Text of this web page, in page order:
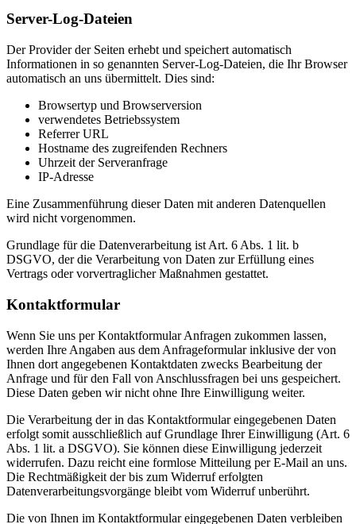
Server-Log-Dateien
Der Provider der Seiten erhebt und speichert automatisch
Informationen in so genannten Server-Log-Dateien, die Ihr Browser
automatisch an uns übermittelt. Dies sind:
Browsertyp und Browserversion
verwendetes Betriebssystem
Referrer URL
Hostname des zugreifenden Rechners
Uhrzeit der Serveranfrage
IP-Adresse
Eine Zusammenführung dieser Daten mit anderen Datenquellen
wird nicht vorgenommen.
Grundlage für die Datenverarbeitung ist Art. 6 Abs. 1 lit. b
DSGVO, der die Verarbeitung von Daten zur Erfüllung eines
Vertrags oder vorvertraglicher Maßnahmen gestattet.
Kontaktformular
Wenn Sie uns per Kontaktformular Anfragen zukommen lassen,
werden Ihre Angaben aus dem Anfrageformular inklusive der von
Ihnen dort angegebenen Kontaktdaten zwecks Bearbeitung der
Anfrage und für den Fall von Anschlussfragen bei uns gespeichert.
Diese Daten geben wir nicht ohne Ihre Einwilligung weiter.
Die Verarbeitung der in das Kontaktformular eingegebenen Daten
erfolgt somit ausschließlich auf Grundlage Ihrer Einwilligung (Art. 6
Abs. 1 lit. a DSGVO). Sie können diese Einwilligung jederzeit
widerrufen. Dazu reicht eine formlose Mitteilung per E-Mail an uns.
Die Rechtmäßigkeit der bis zum Widerruf erfolgten
Datenverarbeitungsvorgänge bleibt vom Widerruf unberührt.
Die von Ihnen im Kontaktformular eingegebenen Daten verbleiben